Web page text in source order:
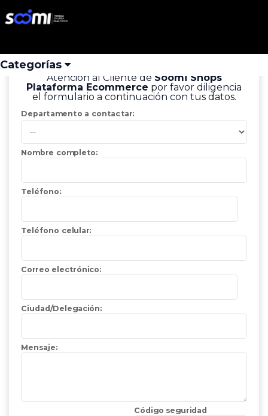
Categorías
Solicitud contacto
Si deseas comunicarte con nuestro Centro de
Atención al Cliente de Soomi Shops
Plataforma Ecommerce por favor diligencia
el formulario a continuación con tus datos.
Departamento a contactar:
Nombre completo:
Teléfono:
Teléfono celular:
Correo electrónico:
Ciudad/Delegación:
Mensaje:
Código seguridad